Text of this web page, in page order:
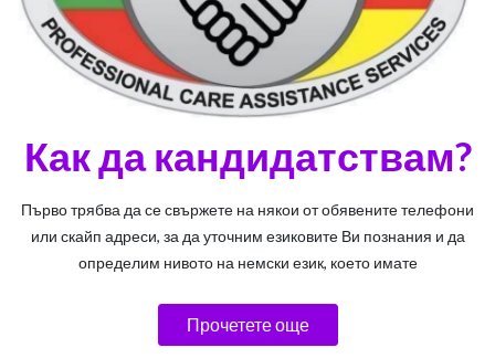
Как да кандидатствам?
Първо трябва да се свържете на някои от обявените телефони
или скайп адреси, за да уточним езиковите Ви познания и да
определим нивото на немски език, което имате
Прочетете още